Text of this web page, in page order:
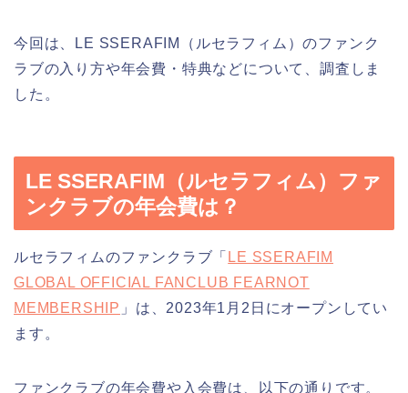
今回は、LE SSERAFIM（ルセラフィム）のファンク
ラブの入り方や年会費・特典などについて、調査しま
した。
LE SSERAFIM（ルセラフィム）ファ
ンクラブの年会費は？
ルセラフィムのファンクラブ「 LE SSERAFIM
GLOBAL OFFICIAL FANCLUB FEARNOT
MEMBERSHIP 」は、2023年1月2日にオープンしてい
ます。
ファンクラブの年会費や入会費は、以下の通りです。